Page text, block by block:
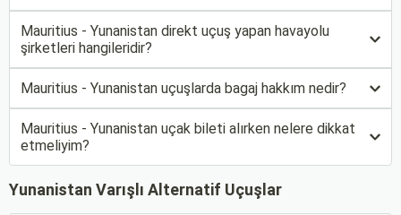
Mauritius - Yunanistan direkt uçuş yapan havayolu
şirketleri hangileridir?
Mauritius - Yunanistan uçuşlarda bagaj hakkım nedir?
Mauritius - Yunanistan uçak bileti alırken nelere dikkat
etmeliyim?
Yunanistan Varışlı Alternatif Uçuşlar